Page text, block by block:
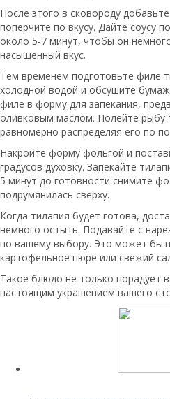
После этого в сковороду
поперчите по вкусу. Дайте соусу
около 5-7 минут, чтобы он
насыщенный вкус.
Тем временем подготовьте филе
холодной водой и обсушите
филе в форму для запекания,
оливковым маслом. Полейте рыбу
равномерно распределяя его по
Накройте форму фольгой и
градусов духовку. Запекайте
5 минут до готовности снимите
подрумянилась сверху.
Когда тилапия будет готова,
немного остыть. Подавайте с
по вашему выбору. Это может
картофельное пюре или свежий
Такое блюдо не только порадует
настоящим украшением вашего